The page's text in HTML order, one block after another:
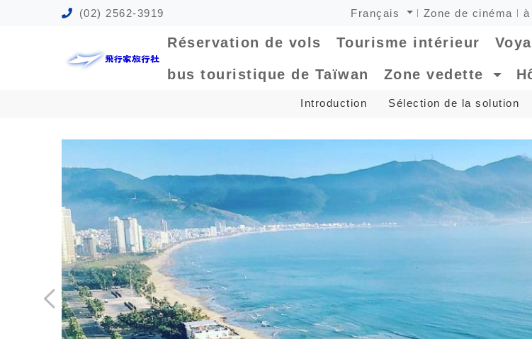
(02) 2562-3919 Français Zone de cinéma
Réservation de vols Tourisme intérieur
bus touristique de Taïwan Zone vedette
Introduction Sélection de la solution